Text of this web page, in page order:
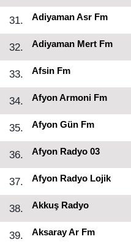
31. Adiyaman Asr Fm
32. Adiyaman Mert Fm
33. Afsin Fm
34. Afyon Armoni Fm
35. Afyon Gün Fm
36. Afyon Radyo 03
37. Afyon Radyo Lojik
38. Akkuş Radyo
39. Aksaray Ar Fm